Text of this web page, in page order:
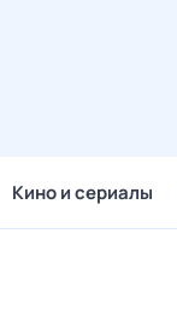
Кино и сериалы